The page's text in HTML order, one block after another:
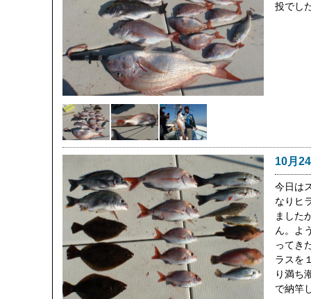
投でし
10月
今日は
なりヒ
ました
ん。よ
ってき
ラスを
り満ち
で納竿